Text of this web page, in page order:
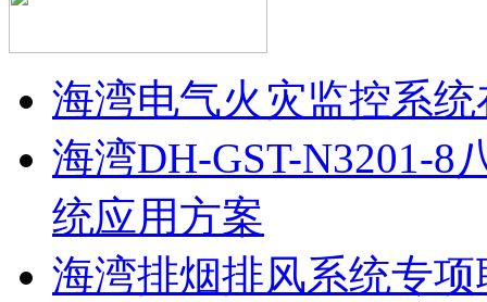
海湾电气火灾监控系
海湾DH-GST-N3201-8
统应用方案
海湾排烟排风系统专